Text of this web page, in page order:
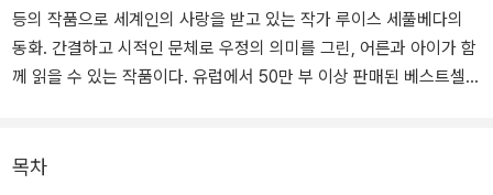
등의 작품으로 세계인의 사랑을 받고 있는 작가 루이스 세풀베다의
동화. 간결하고 시적인 문체로 우정의 의미를 그린, 어른과 아이가 함
께 읽을 수 있는 작품이다. 유럽에서 50만 부 이상 판매된 베스트셀러
믹스(고양이), 막스(사람), 멕스(생쥐)가 작품의 세 주인공이다. 세풀
목차